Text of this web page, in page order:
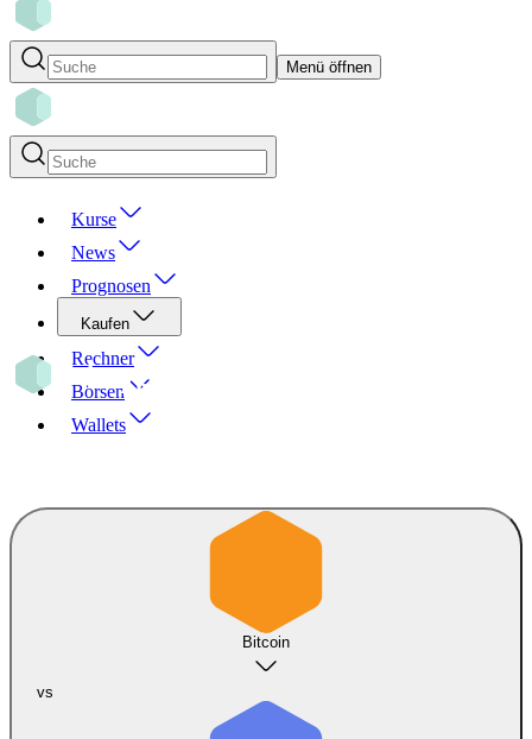
Menü öffnen
Kurse
News
Prognosen
Kaufen
Rechner
Börsen
Wallets
Bitcoin
vs